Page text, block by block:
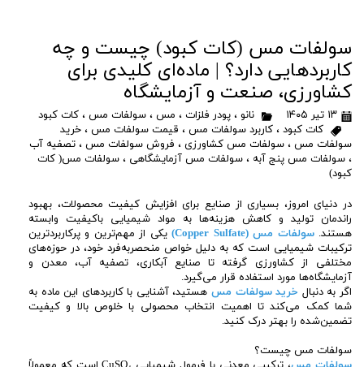
سولفات مس (کات کبود) چیست و چه
کاربردهایی دارد؟ | ماده‌ای کلیدی برای
کشاورزی، صنعت و آزمایشگاه
۱۳ تیر ۱۴۰۵ نانو ،پودر فلزات ، مس ،سولفات مس ،کات کبود
کات کبود ،کاربرد سولفات مس ، قیمت سولفات مس ،خرید
سولفات مس ،سولفات مس کشاورزی ، فروش سولفات مس ،تصفیه آب
،سولفات مس پنج آبه ،سولفات مس آزمایشگاهی ،سولفات مس( کات
کبود)
در دنیای امروز، بسیاری از صنایع برای افزایش کیفیت محصولات، بهبود
راندمان تولید و کاهش هزینه‌ها به مواد شیمیایی باکیفیت وابسته
هستند.سولفات مس (Copper Sulfate)
یکی از مهم‌ترین و پرکاربردترین
ترکیبات شیمیایی است که به دلیل خواص منحصربه‌فرد خود، در حوزه‌های
مختلفی از کشاورزی گرفته تا صنایع آبکاری، تصفیه آب، معدن و
آزمایشگاه‌ها مورد استفاده قرار می‌گیرد.
اگر به دنبال خرید سولفات مسهستید، آشنایی با کاربردهای این ماده به
شما کمک می‌کند تا اهمیت انتخاب محصولی با خلوص بالا و کیفیت
تضمین‌شده را بهتر درک کنید.
سولفات مس چیست؟